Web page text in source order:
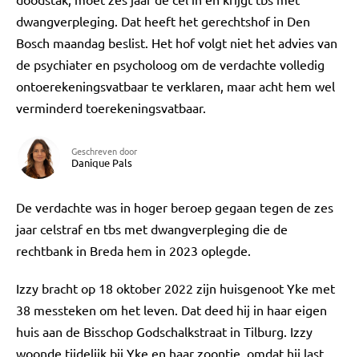
dwangverpleging. Dat heeft het gerechtshof in Den
Bosch maandag beslist. Het hof volgt niet het advies van
de psychiater en psycholoog om de verdachte volledig
ontoerekeningsvatbaar te verklaren, maar acht hem wel
verminderd toerekeningsvatbaar.
Geschreven door
Danique Pals
De verdachte was in hoger beroep gegaan tegen de zes
jaar celstraf en tbs met dwangverpleging die de
rechtbank in Breda hem in 2023 oplegde.
Izzy bracht op 18 oktober 2022 zijn huisgenoot Yke met
38 messteken om het leven. Dat deed hij in haar eigen
huis aan de Bisschop Godschalkstraat in Tilburg. Izzy
woonde tijdelijk bij Yke en haar zoontje, omdat hij last